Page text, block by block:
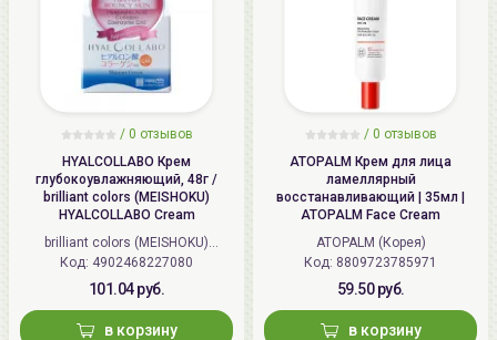
/ 0 отзывов
HYALCOLLABO Крем
глубокоувлажняющий, 48г /
brilliant colors (MEISHOKU)
HYALCOLLABO Cream
brilliant colors (MEISHOKU)
(Япония)
Код: 4902468227080
101.04 руб.
в корзину
/ 0 отзывов
ATOPALM Крем для лица
ламеллярный
восстанавливающий | 35мл |
ATOPALM Face Cream
ATOPALM (Корея)
Код: 8809723785971
59.50 руб.
в корзину